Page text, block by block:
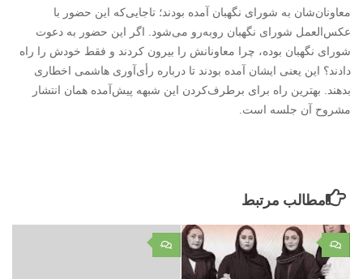
معاونان‌شان به شورای نگهبان آمده بودند؛ تاجایی‌که این حضور با
عکس‌العمل شورای نگهبان روبه‌رو می‌شود. اگر این حضور به دعوت
شورای نگهبان بوده، چرا معاونانش را بیرون کردند و فقط خودش را راه
دادند؟ این یعنی ایشان آمده بودند تا درباره رأی‌آوری هاشمی اخطاری
بدهند. بهترین راه برای برطرف‌کردن این شبهه پیش‌آمده همان انتشار
مشروح آن جلسه است.
مطالب مرتبط
۰ ۰